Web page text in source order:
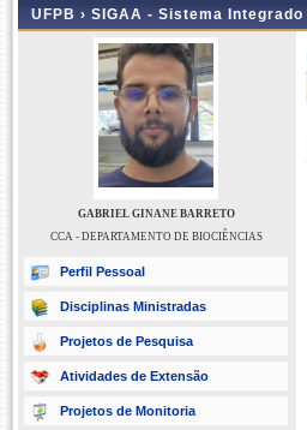
UFPB › SIGAA - Sistema
GABRIEL GINANE BARRETO
CCA - DEPARTAMENTO DE BIOCIÊNCIAS
Perfil Pessoal
Disciplinas Ministradas
Projetos de Pesquisa
Atividades de Extensão
Projetos de Monitoria